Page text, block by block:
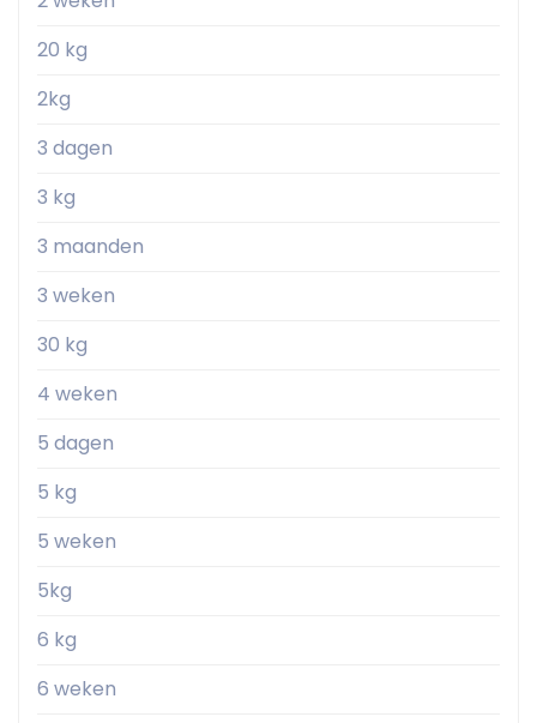
20 kg
2kg
3 dagen
3 kg
3 maanden
3 weken
30 kg
4 weken
5 dagen
5 kg
5 weken
5kg
6 kg
6 weken